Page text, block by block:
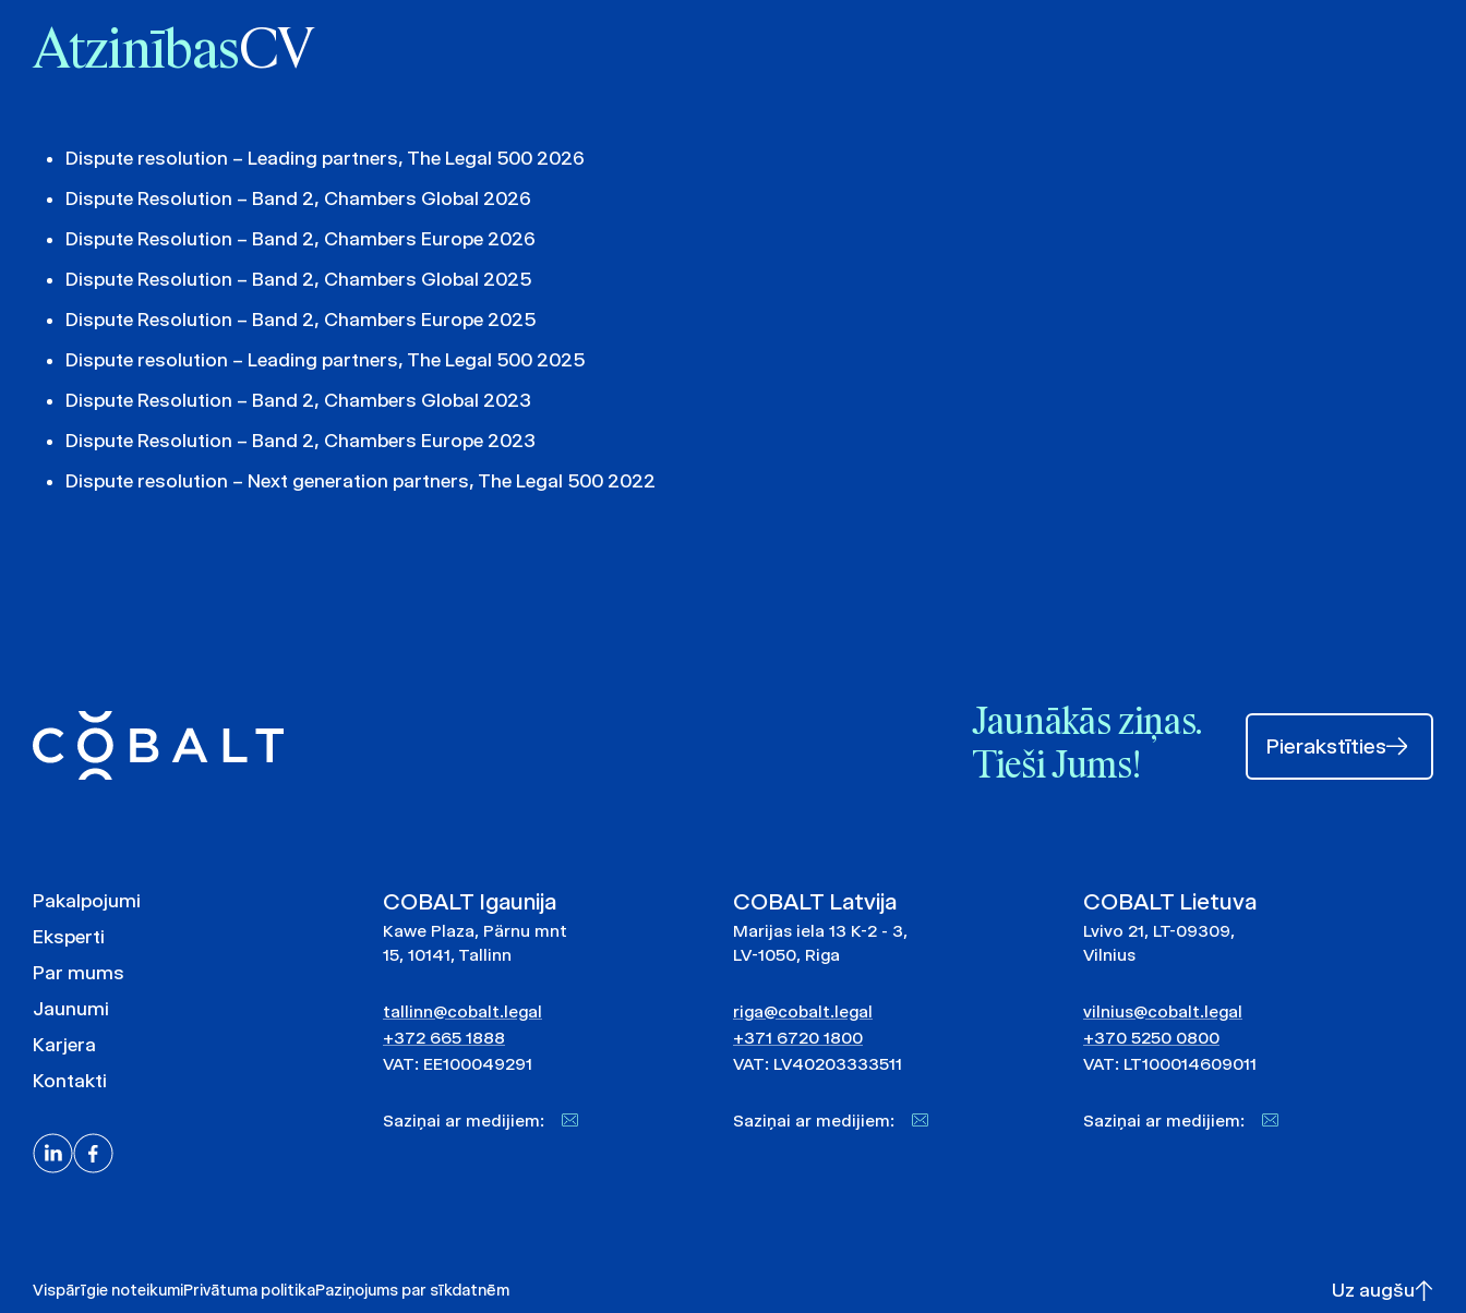
AtzinībasCV
Dispute resolution – Leading partners, The Legal 500 2026
Dispute Resolution – Band 2, Chambers Global 2026
Dispute Resolution – Band 2, Chambers Europe 2026
Dispute Resolution – Band 2, Chambers Global 2025
Dispute Resolution – Band 2, Chambers Europe 2025
Dispute resolution – Leading partners, The Legal 500 2025
Dispute Resolution – Band 2, Chambers Global 2023
Dispute Resolution – Band 2, Chambers Europe 2023
Dispute resolution – Next generation partners, The Legal 500 2022
Jaunākās ziņas.
Tieši Jums!
Pierakstīties
Pakalpojumi
Eksperti
Par mums
Jaunumi
Karjera
Kontakti
COBALT Igaunija
Kawe Plaza, Pärnu mnt
15, 10141, Tallinn
tallinn@cobalt.legal
+372 665 1888
VAT: EE100049291
Saziņai ar medijiem:
COBALT Latvija
Marijas iela 13 K-2 - 3,
LV-1050, Riga
riga@cobalt.legal
+371 6720 1800
VAT: LV40203333511
Saziņai ar medijiem:
COBALT Lietuva
Lvivo 21, LT-09309,
Vilnius
vilnius@cobalt.legal
+370 5250 0800
VAT: LT100014609011
Saziņai ar medijiem:
Vispārīgie noteikumiPrivātuma politikaPaziņojums par sīkdatnēm Uz augšu